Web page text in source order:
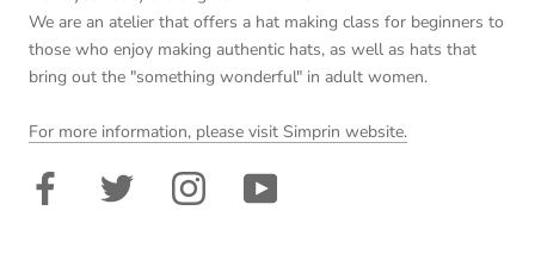
We are an atelier that offers a hat making class for beginners to
those who enjoy making authentic hats, as well as hats that
bring out the "something wonderful" in adult women.
For more information, please visit Simprin website.